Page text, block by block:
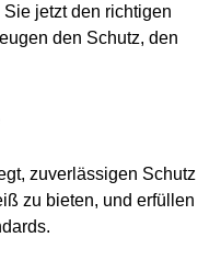
jetzt den richtigen
den Schutz, den
zuverlässigen Schutz
zu bieten, und erfüllen